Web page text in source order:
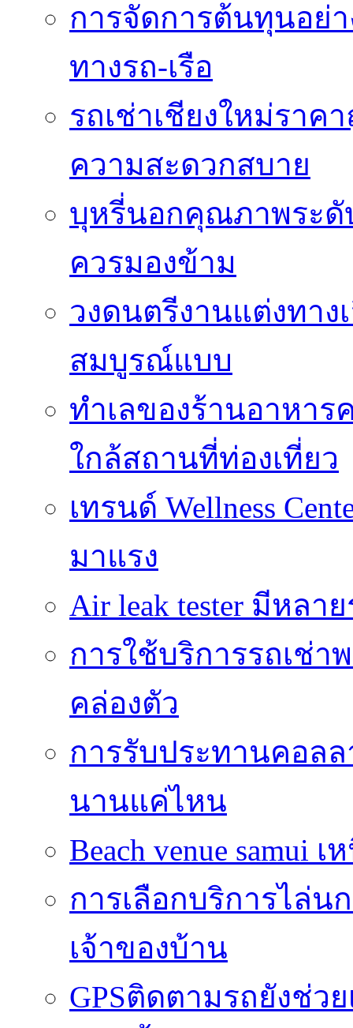
การจัดการต้นทุนอย่
ทางรถ-เรือ
รถเช่าเชียงใหม่ราค
ความสะดวกสบาย
บุหรี่นอกคุณภาพระดั
ควรมองข้าม
วงดนตรีงานแต่งทาง
สมบูรณ์แบบ
ทำเลของร้านอาหา
ใกล้สถานที่ท่องเที่ยว
เทรนด์ Wellness
มาแรง
Air leak tester มีหลา
การใช้บริการรถเช่
คล่องตัว
การรับประทานคอลล
นานแค่ไหน
Beach venue samui
การเลือกบริการไล่น
เจ้าของบ้าน
GPSติดตามรถยังช่ว